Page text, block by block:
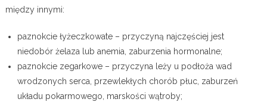
między innymi:
paznokcie łyżeczkowate – przyczyną najczęściej jest
niedobór żelaza lub anemia, zaburzenia hormonalne;
paznokcie zegarkowe – przyczyna leży u podłoża wad
wrodzonych serca, przewlekłych chorób płuc, zaburzeń
układu pokarmowego, marskości wątroby;